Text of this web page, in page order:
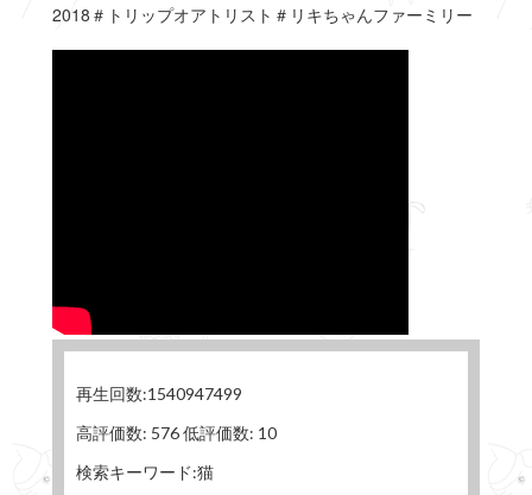
2018＃トリップオアトリスト＃リキちゃんファーミリー
再生回数:1540947499
高評価数: 576 低評価数: 10
検索キーワード:猫